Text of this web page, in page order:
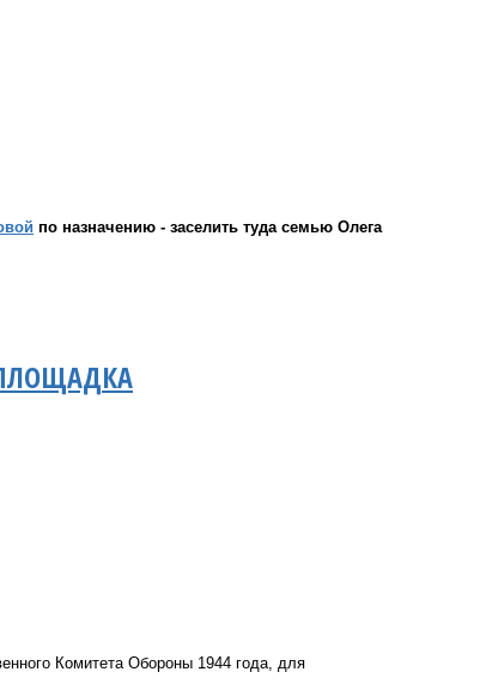
по назначению - заселить туда семью Олега
Комитета Обороны 1944 года, для